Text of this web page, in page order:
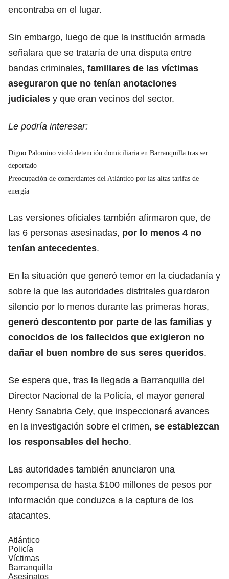
encontraba en el lugar.
Sin embargo, luego de que la institución armada
señalara que se trataría de una disputa entre
bandas criminales, familiares de las víctimas
aseguraron que no tenían anotaciones
judiciales y que eran vecinos del sector.
Le podría interesar:
Digno Palomino violó detención domiciliaria en Barranquilla tras ser
deportado
Preocupación de comerciantes del Atlántico por las altas tarifas de
energía
Las versiones oficiales también afirmaron que, de
las 6 personas asesinadas, por lo menos 4 no
tenían antecedentes.
En la situación que generó temor en la ciudadanía y
sobre la que las autoridades distritales guardaron
silencio por lo menos durante las primeras horas,
generó descontento por parte de las familias y
conocidos de los fallecidos que exigieron no
dañar el buen nombre de sus seres queridos.
Se espera que, tras la llegada a Barranquilla del
Director Nacional de la Policía, el mayor general
Henry Sanabria Cely, que inspeccionará avances
en la investigación sobre el crimen, se establezcan
los responsables del hecho.
Las autoridades también anunciaron una
recompensa de hasta $100 millones de pesos por
información que conduzca a la captura de los
atacantes.
Atlántico
Policía
Víctimas
Barranquilla
Asesinatos